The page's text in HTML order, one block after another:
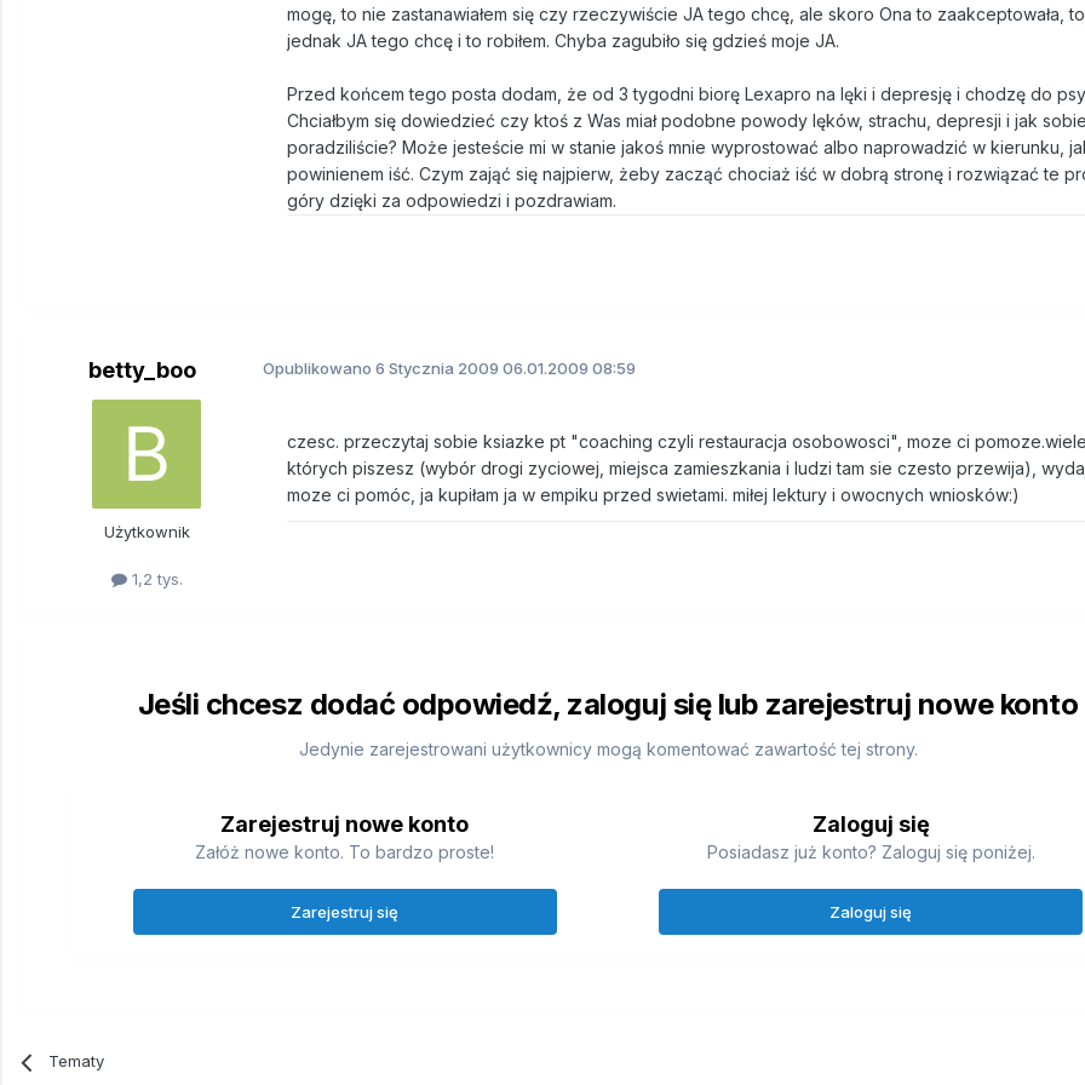
mogę, to nie zastanawiałem się czy rzeczywiście JA tego chcę, ale skoro Ona to zaakceptowała,
jednak JA tego chcę i to robiłem. Chyba zagubiło się gdzieś moje JA.
Przed końcem tego posta dodam, że od 3 tygodni biorę Lexapro na lęki i depresję i chodzę do
Chciałbym się dowiedzieć czy ktoś z Was miał podobne powody lęków, strachu, depresji i jak
poradziliście? Może jesteście mi w stanie jakoś mnie wyprostować albo naprowadzić w kierunku,
powinienem iść. Czym zająć się najpierw, żeby zacząć chociaż iść w dobrą stronę i rozwiązać te
góry dzięki za odpowiedzi i pozdrawiam.
betty_boo
Użytkownik
1,2 tys.
Opublikowano 6 Stycznia 2009 06.01.2009 08:59
czesc. przeczytaj sobie ksiazke pt "coaching czyli restauracja osobowosci", moze ci
których piszesz (wybór drogi zyciowej, miejsca zamieszkania i ludzi tam sie czesto przewija),
moze ci pomóc, ja kupiłam ja w empiku przed swietami. miłej lektury i owocnych wniosków:)
Jeśli chcesz dodać odpowiedź, zaloguj się lub zarejestruj nowe konto
Jedynie zarejestrowani użytkownicy mogą komentować zawartość tej strony.
Zarejestruj nowe konto
Załóż nowe konto. To bardzo proste!
Zarejestruj się
Zaloguj się
Posiadasz już konto? Zaloguj się poniżej.
Zaloguj się
Tematy